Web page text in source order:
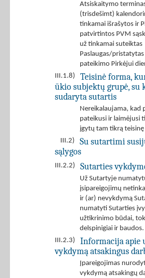
Atsiskaitymo
(trisdešimt)
tinkamai išrašytos ir
patvirtintos PVM
už tinkamai suteiktas
Paslaugas/pristatytas
pateikimo Pirkėjui
III.1.8)
Teisinė forma,
ūkio subjektų grupė, su
sudaryta sutartis
Nereikalaujama, kad
pateikusi ir laimėjusi
įgytų tam tikrą
III.2)
Su sutartimi
sąlygos
III.2.2) Sutarties
Už Sutartyje
įsipareigojimų
ir (ar) nevykdymą
numatyti Sutarties
užtikrinimo būdai,
delspinigiai ir baudos.
III.2.3)
Informacija apie
vykdymą atsakingus
Įpareigojimas
vykdymą atsakingų